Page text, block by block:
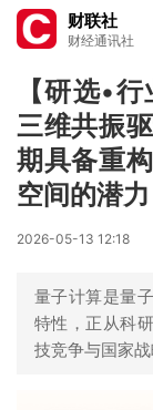
财联社
财经通讯社
【研选•
三维共振
期具备重
空间的潜力
2026-05-13 12:18
量子计算是量
特性，正从科
技竞争与国家战